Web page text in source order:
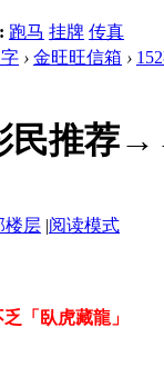
跑马 挂牌 传真
› 金旺旺信箱 ›
民推荐
楼层 |阅读模式
「臥虎藏龍」